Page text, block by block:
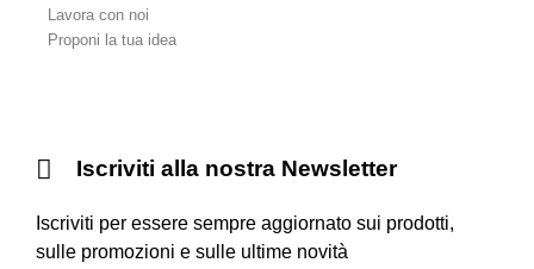
Lavora con noi
Proponi la tua idea
Iscriviti alla nostra Newsletter
Iscriviti per essere sempre aggiornato sui prodotti,
sulle promozioni e sulle ultime novità